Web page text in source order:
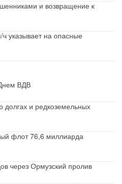
и возвращение к
указывает на опасные
ВДВ
и редкоземельных
флот 76,6 миллиарда
через Ормузский пролив